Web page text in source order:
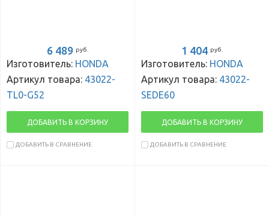
6 489 руб.
Изготовитель: HONDA
Артикул товара: 43022-
TL0-G52
ДОБАВИТЬ В КОРЗИНУ
ДОБАВИТЬ В СРАВНЕНИЕ
1 404 руб.
Изготовитель: HONDA
Артикул товара: 43022-
SEDE60
ДОБАВИТЬ В КОРЗИНУ
ДОБАВИТЬ В СРАВНЕНИЕ